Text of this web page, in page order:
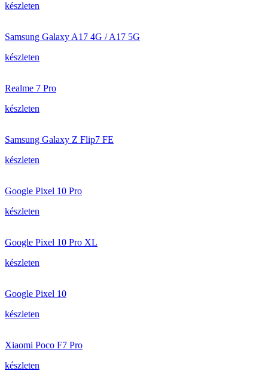
készleten
Samsung Galaxy A17 4G / A17 5G
készleten
Realme 7 Pro
készleten
Samsung Galaxy Z Flip7 FE
készleten
Google Pixel 10 Pro
készleten
Google Pixel 10 Pro XL
készleten
Google Pixel 10
készleten
Xiaomi Poco F7 Pro
készleten